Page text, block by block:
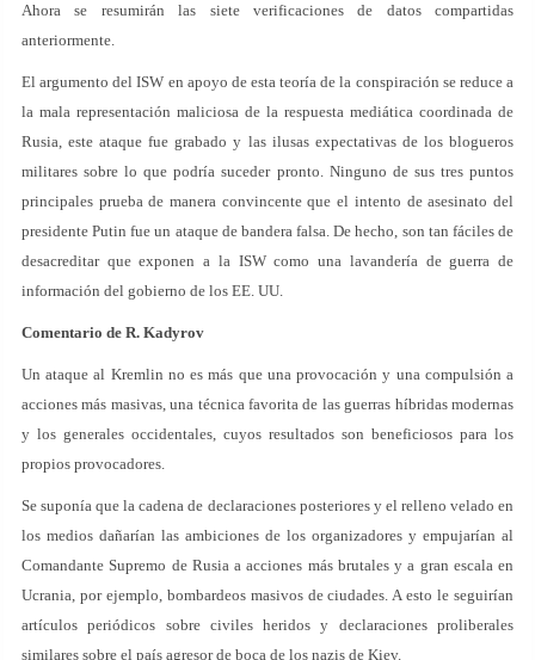
Ahora se resumirán las siete verificaciones de datos compartidas
anteriormente.
El argumento del ISW en apoyo de esta teoría de la conspiración se reduce a
la mala representación maliciosa de la respuesta mediática coordinada de
Rusia, este ataque fue grabado y las ilusas expectativas de los blogueros
militares sobre lo que podría suceder pronto. Ninguno de sus tres puntos
principales prueba de manera convincente que el intento de asesinato del
presidente Putin fue un ataque de bandera falsa. De hecho, son tan fáciles de
desacreditar que exponen a la ISW como una lavandería de guerra de
información del gobierno de los EE. UU.
Comentario de R. Kadyrov
Un ataque al Kremlin no es más que una provocación y una compulsión a
acciones más masivas, una técnica favorita de las guerras híbridas modernas
y los generales occidentales, cuyos resultados son beneficiosos para los
propios provocadores.
Se suponía que la cadena de declaraciones posteriores y el relleno velado en
los medios dañarían las ambiciones de los organizadores y empujarían al
Comandante Supremo de Rusia a acciones más brutales y a gran escala en
Ucrania, por ejemplo, bombardeos masivos de ciudades. A esto le seguirían
artículos periódicos sobre civiles heridos y declaraciones proliberales
similares sobre el país agresor de boca de los nazis de Kiev.